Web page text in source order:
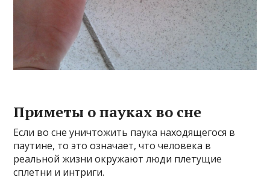
Приметы о пауках во сне
Если во сне уничтожить паука находящегося в
паутине, то это означает, что человека в
реальной жизни окружают люди плетущие
сплетни и интриги.